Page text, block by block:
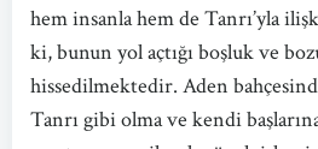
hem insanla hem de Tanrı’yla
ki, bunun yol açtığı boşluk ve
hissedilmektedir. Aden
Tanrı gibi olma ve kendi